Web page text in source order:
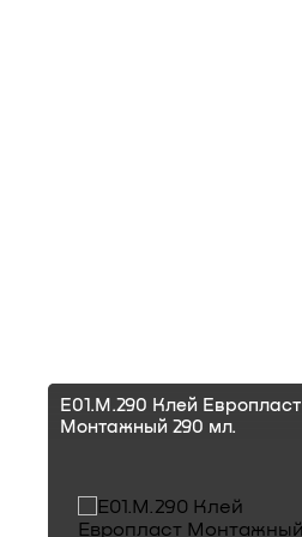
E01.M.290 Клей Европласт
Монтажный 290 мл.